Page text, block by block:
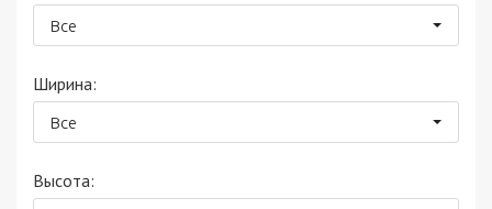
Все
Ширина:
Все
Высота: